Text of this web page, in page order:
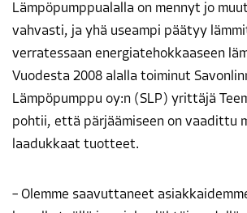
Lämpöpumppualalla on mennyt jo
vahvasti, ja yhä useampi päätyy
verratessaan energiatehokkaaseen
Vuodesta 2008 alalla toiminut
Lämpöpumppu oy:n (SLP) yrittäjä
pohtii, että pärjäämiseen on vaadittu
laadukkaat tuotteet.
– Olemme saavuttaneet